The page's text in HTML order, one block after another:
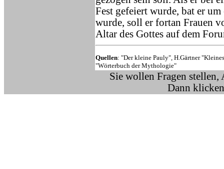
Fest gefeiert wurde, bat er
wurde, soll er fortan Frauen
Altar des Gottes auf dem
Quellen: "Der kleine Pauly", H.Gärtner
"Wörterbuch der Mythologie"
Sie wollen Fragen stellen,
Dann